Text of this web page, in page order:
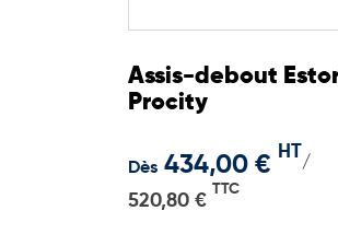
Assis-debout
Procity
Dès 434,00 € HT
/
520,80 €
TTC